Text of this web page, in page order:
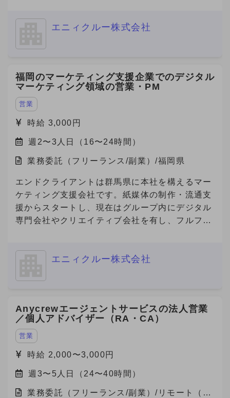
エニィクルー株式会社
福岡のマーケティング支援企業でのデジタル
マーケティング領域の営業・PM
営業
時給 3,000円
週2〜3人日（16〜24時間）
業務委託（フリーランス/副業）/福岡県
エンドクライアントは群馬県に本社を構えるマー
ケティング支援会社です。紙媒体の制作・流通支
援からスタートし、現在はグループ内にデジタル
専門会社やクリエイティブ会社を有し、フルファ
ケティング領域の営業・提案・実行体制を確立す
されるポジションで、案件提案〜納品ディレクシ
ョンまで幅広く関与でき、事業責任者に近い裁量
を持つことができる案件です。
エニィクルー株式会社
Anycrewエージェントサービスの法人営業
／個人アドバイザー（RA・CA）
営業
時給 2,000〜3,000円
週3〜5人日（24〜40時間）
業務委託（フリーランス/副業）/リモート（在